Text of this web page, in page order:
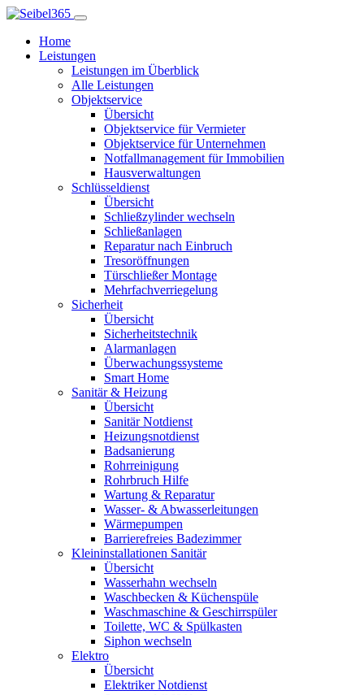
Home
Leistungen
Leistungen im Überblick
Alle Leistungen
Objektservice
Übersicht
Objektservice für Vermieter
Objektservice für Unternehmen
Notfallmanagement für Immobilien
Hausverwaltungen
Schlüsseldienst
Übersicht
Schließzylinder wechseln
Schließanlagen
Reparatur nach Einbruch
Tresoröffnungen
Türschließer Montage
Mehrfachverriegelung
Sicherheit
Übersicht
Sicherheitstechnik
Alarmanlagen
Überwachungssysteme
Smart Home
Sanitär & Heizung
Übersicht
Sanitär Notdienst
Heizungsnotdienst
Badsanierung
Rohrreinigung
Rohrbruch Hilfe
Wartung & Reparatur
Wasser- & Abwasserleitungen
Wärmepumpen
Barrierefreies Badezimmer
Kleininstallationen Sanitär
Übersicht
Wasserhahn wechseln
Waschbecken & Küchenspüle
Waschmaschine & Geschirrspüler
Toilette, WC & Spülkasten
Siphon wechseln
Elektro
Übersicht
Elektriker Notdienst